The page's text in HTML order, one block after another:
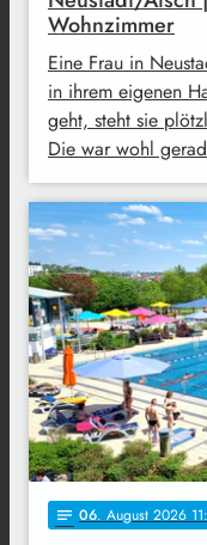
Wohnzimmer
Eine Frau in
in ihrem eigenen
geht, steht sie
Die war wohl
notes 06. August 2026